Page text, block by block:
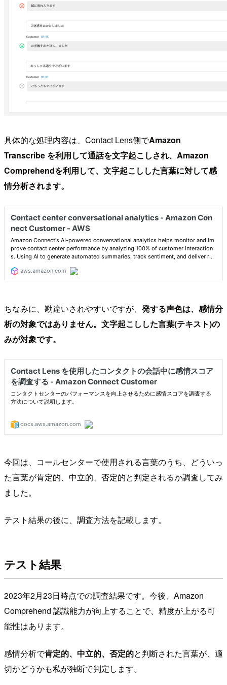
具体的な処理内容は、Contact Lens側でAmazon
Transcribe を利用して通話を文字起こしされ、Amazon
Comprehendを利用して、文字起こしした言葉に対して感
情分析されます。
ちなみに、勘違いされやすいですが、 発する声色は、感情分
析の対象ではありません。文字起こしした言葉(テキスト)の
みが対象です。
今回は、コールセンターで使用される言葉のうち、どういっ
た言葉が肯定的、中立的、否定的と判定されるか調査してみ
ました。
テスト結果の後に、調査方法を記載します。
テスト結果
2023年2月23日時点での調査結果です。今後、Amazon
Comprehend 認識能力が向上することで、精度が上がる可
能性はあります。
感情分析で肯定的、中立的、否定的と判断された言葉が、適
切かどうかも私が独断で判定します。